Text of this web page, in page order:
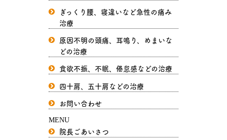
ぎっくり腰、寝違いなど急性の痛み
治療
原因不明の頭痛、耳鳴り、めまいな
どの治療
食欲不振、不眠、倦怠感などの治療
四十肩、五十肩などの治療
お問い合わせ
MENU
院長ごあいさつ